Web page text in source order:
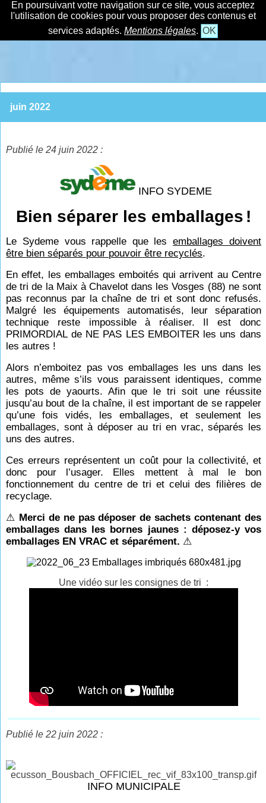
En poursuivant votre navigation sur ce site, vous acceptez
l'utilisation de cookies pour vous proposer des contenus et
services adaptés. Mentions légales. OK
juin 2022
Publié le 24 juin 2022 :
INFO SYDEME
Bien séparer les emballages !
Le Sydeme vous rappelle que lesemballages doivent
être bien séparés pour pouvoir être recyclés.
En effet, les emballages emboités qui arrivent au Centre
de tri de la Maix à Chavelot dans les Vosges (88) ne sont
pas reconnus par la chaîne de tri et sont donc refusés.
Malgré les équipements automatisés, leur séparation
technique reste impossible à réaliser. Il est donc
PRIMORDIAL de NE PAS LES EMBOITER les uns dans
les autres !
Alors n’emboitez pas vos emballages les uns dans les
autres, même s’ils vous paraissent identiques, comme
les pots de yaourts. Afin que le tri soit une réussite
jusqu’au bout de la chaîne, il est important de se rappeler
qu’une fois vidés, les emballages, et seulement les
emballages, sont à déposer au tri en vrac, séparés les
uns des autres.
Ces erreurs représentent un coût pour la collectivité, et
donc pour l’usager. Elles mettent à mal le bon
fonctionnement du centre de tri et celui des filières de
recyclage.
⚠ Merci de ne pas déposer de sachets contenant des
emballages dans les bornes jaunes : déposez-y vos
emballages EN VRAC et séparément. ⚠
Une vidéo sur les consignes de tri :
Publié le 22 juin 2022 :
INFO MUNICIPALE